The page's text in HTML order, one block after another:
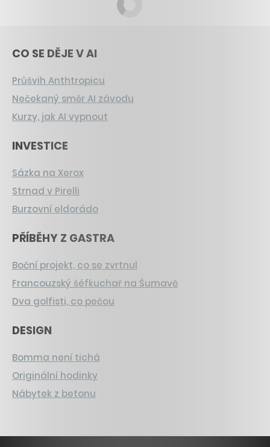
CO SE DĚJE V AI
Průšvih Anthtropicu
Nečekaný směr AI závodu
Kurzy, jak AI vypnout
INVESTICE
Sázka na Xerox
Strnad v Pirelli
Burzovní eldorádo
PŘÍBĚHY Z GASTRA
Boční projekt, co se zvrtnul
Francouzský šéfkuchař na Šumavě
Dva golfisti, co pečou
DESIGN
Bomma není tichá
Originální hodinky
Nábytek z betonu